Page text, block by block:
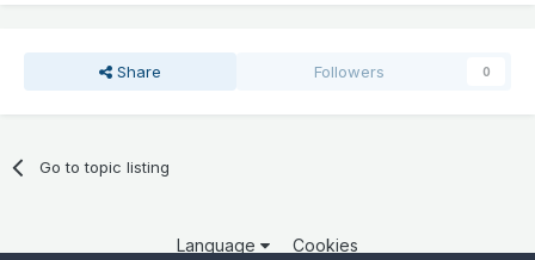
Share Followers 0
Go to topic listing
Language Cookies